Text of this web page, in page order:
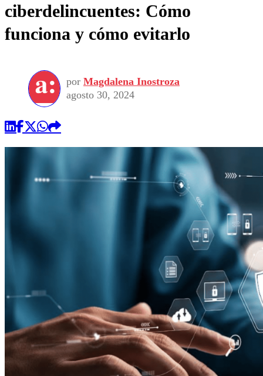
ciberdelincuentes: Cómo
funciona y cómo evitarlo
por Magdalena Inostroza
agosto 30, 2024